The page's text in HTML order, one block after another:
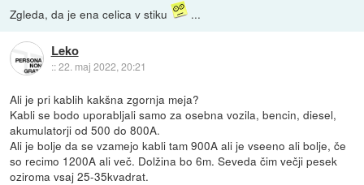
Zgleda, da je ena celica v stiku ...
Leko
::22. maj 2022, 20:21
Ali je pri kablih kakšna zgornja meja?
Kabli se bodo uporabljali samo za osebna vozila, bencin, diesel,
akumulatorji od 500 do 800A.
Ali je bolje da se vzamejo kabli tam 900A ali je vseeno ali bolje, če
so recimo 1200A ali več. Dolžina bo 6m. Seveda čim večji pesek
oziroma vsaj 25-35kvadrat.